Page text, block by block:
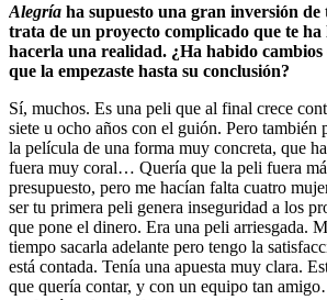
Alegría ha supuesto una gran inversión de
trata de un proyecto complicado que te ha
hacerla una realidad. ¿Ha habido cambios
que la empezaste hasta su conclusión?
Sí, muchos. Es una peli que al final crece
siete u ocho años con el guión. Pero también
la película de una forma muy concreta, que
fuera muy coral… Quería que la peli fuera
presupuesto, pero me hacían falta cuatro
ser tu primera peli genera inseguridad a los
que pone el dinero. Era una peli arriesgada.
tiempo sacarla adelante pero tengo la
está contada. Tenía una apuesta muy clara.
que quería contar, y con un equipo tan